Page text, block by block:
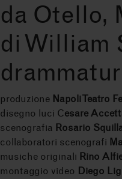
da Otello,
di William
produzione Napoli Teatro
disegno luci Cesare
scenografia Rosario
collaboratori scenografi
musiche originali Rino
montaggio video Diego